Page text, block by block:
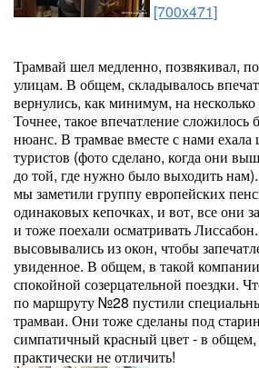
[700x471]
Трамвай шел медленно, позвякивал,
улицам. В общем, складывалось
вернулись, как минимум, на несколько
Точнее, такое впечатление
нюанс. В трамвае вместе с нами ехала
туристов (фото сделано, когда они
до той, где нужно было выходить
мы заметили группу европейских
одинаковых кепочках, и вот, все они
и тоже поехали осматривать
высовывались из окон, чтобы
увиденное. В общем, в такой
спокойной созерцательной поездки.
по маршруту №28 пустили
трамваи. Они тоже сделаны под
симпатичный красный цвет - в
практически не отличить!